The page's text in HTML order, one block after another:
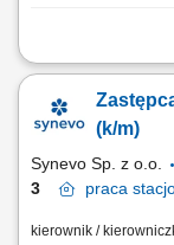
Opis stanowiska
diagnostycznej.
zespołu (k/m)
Synevo Sp. z o.o.
3
praca
kierownik /